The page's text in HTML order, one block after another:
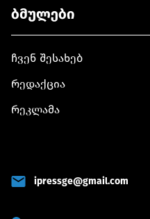
ბმულები
ჩვენ შესახებ
რედაქცია
რეკლამა
ipressge@gmail.com